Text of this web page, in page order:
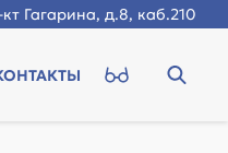
Гагарина, д.8, каб.210